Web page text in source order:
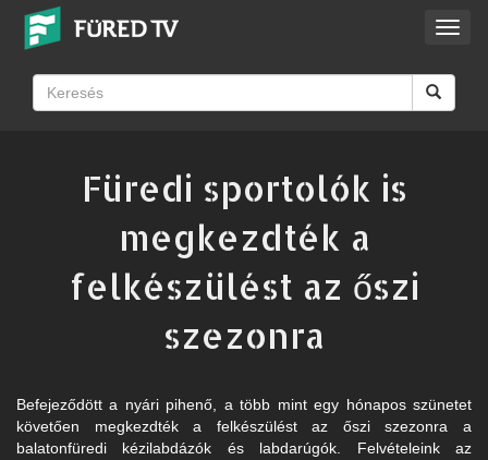
Füredi sportolók is
megkezdték a
felkészülést az őszi
szezonra
Befejeződött a nyári pihenő, a több mint egy hónapos szünetet
követően megkezdték a felkészülést az őszi szezonra a
balatonfüredi kézilabdázók és labdarúgók. Felvételeink az